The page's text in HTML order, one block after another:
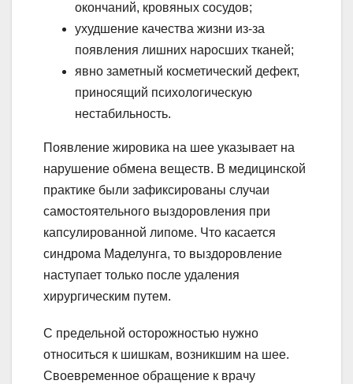
окончаний, кровяных сосудов;
ухудшение качества жизни из-за
появления лишних наросших тканей;
явно заметный косметический дефект,
приносящий психологическую
нестабильность.
Появление жировика на шее указывает на
нарушение обмена веществ. В медицинской
практике были зафиксированы случаи
самостоятельного выздоровления при
капсулированной липоме. Что касается
синдрома Маделунга, то выздоровление
наступает только после удаления
хирургическим путем.
С предельной осторожностью нужно
относиться к шишкам, возникшим на шее.
Своевременное обращение к врачу